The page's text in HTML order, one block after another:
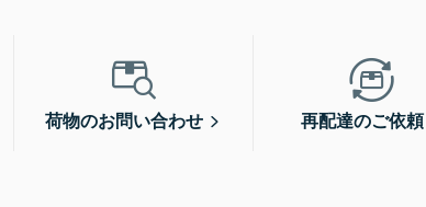
荷物のお問い合わせ 再配達のご依頼